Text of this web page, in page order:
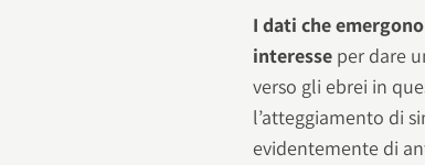
I dati che
interesse per dare
verso gli ebrei in
l’atteggiamento di
evidentemente di